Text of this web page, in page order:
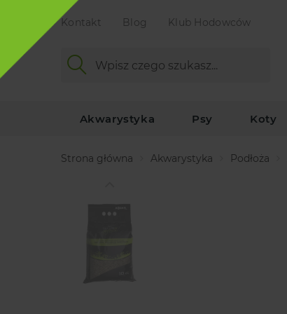
Kontakt Blog Klub Hodowców
Akwarystyka Psy Koty
Strona główna Akwarystyka Podłoża